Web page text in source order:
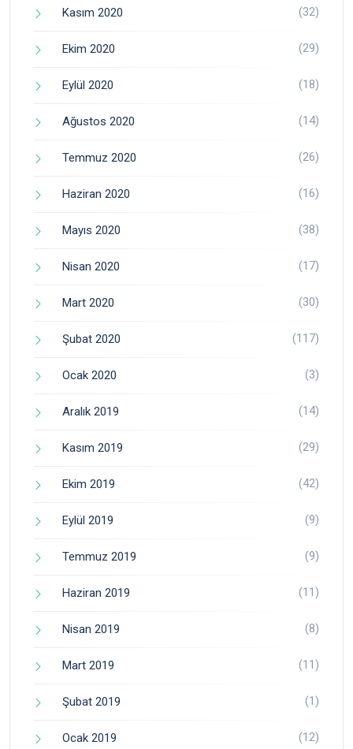
Kasım 2020 (32)
Ekim 2020 (29)
Eylül 2020 (18)
Ağustos 2020 (14)
Temmuz 2020 (26)
Haziran 2020 (16)
Mayıs 2020 (38)
Nisan 2020 (17)
Mart 2020 (30)
Şubat 2020 (117)
Ocak 2020 (3)
Aralık 2019 (14)
Kasım 2019 (29)
Ekim 2019 (42)
Eylül 2019 (9)
Temmuz 2019 (9)
Haziran 2019 (11)
Nisan 2019 (8)
Mart 2019 (11)
Şubat 2019 (1)
Ocak 2019 (12)